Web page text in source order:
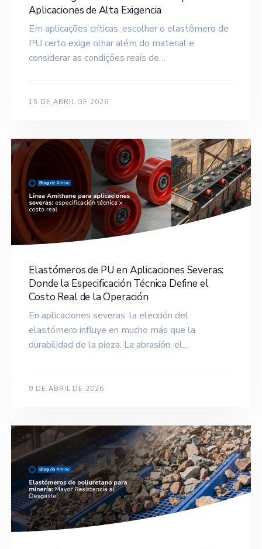
Aplicaciones de Alta Exigencia
Em aplicações críticas, escolher o elastômero de
PU certo exige olhar além do material e
considerar as condições reais de…
15 DE ABRIL DE 2026
Elastómeros de PU en Aplicaciones Severas:
Donde la Especificación Técnica Define el
Costo Real de la Operación
En aplicaciones severas, la elección del
elastómero influye en mucho más que la
durabilidad de la pieza. La abrasión, el…
9 DE ABRIL DE 2026